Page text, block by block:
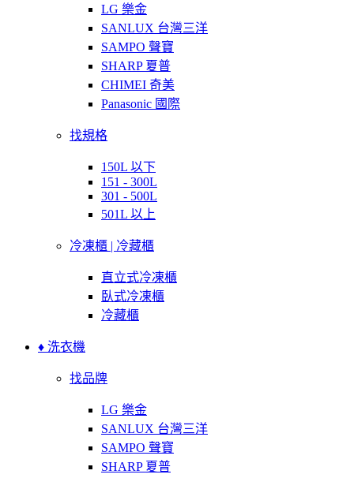
LG 樂金
SANLUX 台灣三洋
SAMPO 聲寶
SHARP 夏普
CHIMEI 奇美
Panasonic 國際
找規格
150L 以下
151 - 300L
301 - 500L
501L 以上
冷凍櫃 | 冷藏櫃
直立式冷凍櫃
臥式冷凍櫃
冷藏櫃
♦ 洗衣機
找品牌
LG 樂金
SANLUX 台灣三洋
SAMPO 聲寶
SHARP 夏普